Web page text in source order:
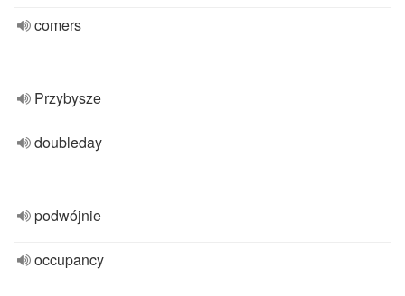
comers
Przybysze
doubleday
podwójnie
occupancy